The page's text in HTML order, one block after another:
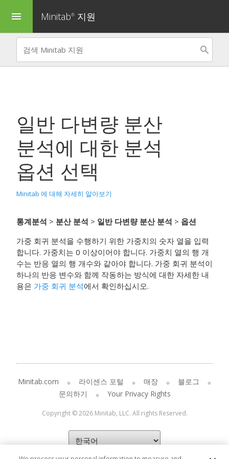
menu Minitab® 지원
일반 다변량 분산
분석에 대한 분석
옵션 선택
Minitab 에 대해 자세히 알아보기
통계분석 > 분산 분석 > 일반 다변량 분산 분석 > 옵션
가중 회귀 분석을 수행하기 위한 가중치의 숫자 열을 입력
합니다. 가중치는 0 이상이어야 합니다. 가중치 열의 행 개
수는 반응 열의 행 개수와 같아야 합니다. 가중 회귀 분석이
하나의 반응 변수와 함께 작동하는 방식에 대한 자세한 내
용은 가중 회귀 분석에서 확인하십시오.
Minitab.com 라이센스 포털 매장
블로그
문의하기
Your Privacy Rights
Copyright © 2026 Minitab, LLC. All rights Reserved.